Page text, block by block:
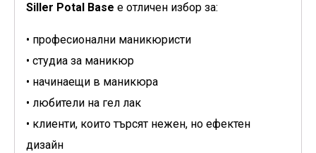
Siller Potal Base е отличен избор за:
• професионални маникюристи
• студиа за маникюр
• начинаещи в маникюра
• любители на гел лак
• клиенти, които търсят нежен, но ефектен
дизайн